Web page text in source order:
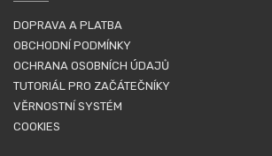
DOPRAVA A PLATBA
OBCHODNÍ PODMÍNKY
OCHRANA OSOBNÍCH ÚDAJŮ
TUTORIÁL PRO ZAČÁTEČNÍKY
VĚRNOSTNÍ SYSTÉM
COOKIES